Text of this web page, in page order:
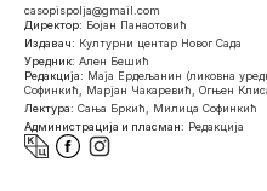
casopispolja@gmail.com
Директор: Бојан Панаотовић
Издавач: Културни центар Новог Сада
Уредник: Ален Бешић
Редакција: Маја Ердељанин (ликовна
Софинкић, Марјан Чакаревић, Огњен
Лектура: Сања Бркић, Милица Софинкић
Администрација и пласман: Редакција